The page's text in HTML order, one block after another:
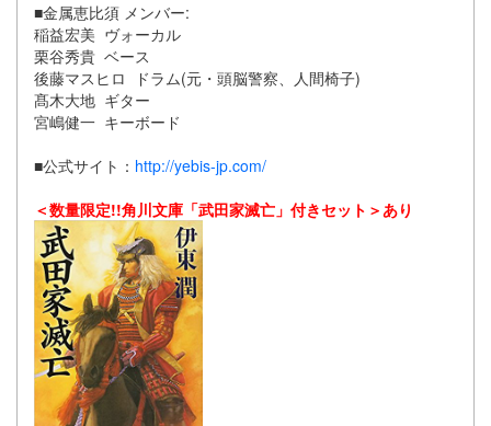
■金属恵比須 メンバー:
稲益宏美 ヴォーカル
栗谷秀貴 ベース
後藤マスヒロ ドラム(元・頭脳警察、人間椅子)
髙木大地 ギター
宮嶋健一 キーボード
■公式サイト： http://yebis-jp.com/
＜数量限定!!角川文庫「武田家滅亡」付きセット＞あり